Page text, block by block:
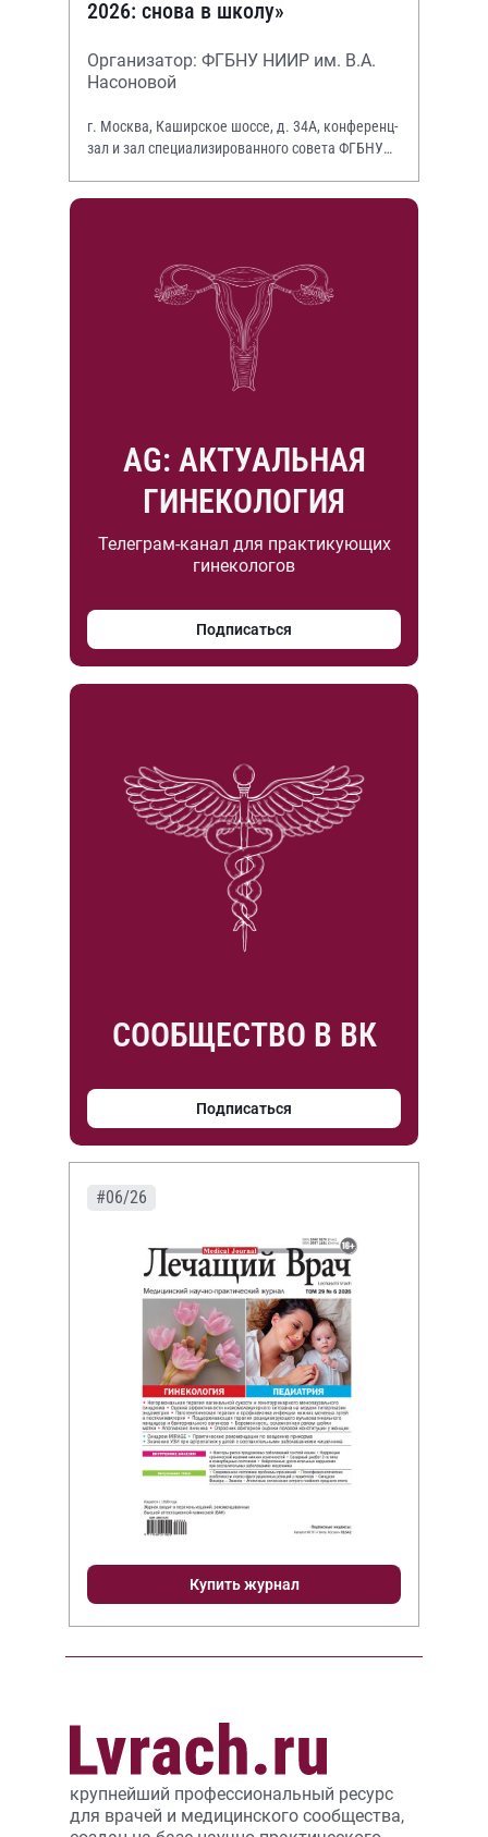
2026: снова в школу»
Организатор: ФГБНУ НИИР им. В.А.
Насоновой
г. Москва, Каширское шоссе, д. 34А, конференц-
зал и зал специализированного совета ФГБНУ
AG: АКТУАЛЬНАЯ
ГИНЕКОЛОГИЯ
Телеграм-канал для практикующих
гинекологов
Подписаться
СООБЩЕСТВО В ВК
Подписаться
#06/26
Купить журнал
крупнейший профессиональный ресурс
для врачей и медицинского сообщества,